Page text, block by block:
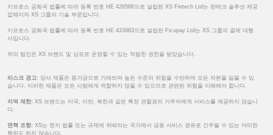
키프로스 공화국 법률에 따라 등록 번호 HE 426566으로 설립된 XS Fintech Ltd는 핀테크 솔루션 제공
업체이자 XS 그룹의 기술 부문입니다.
키프로스 공화국 법률에 따라 등록 번호 HE 433983으로 설립된 Ficupay Ltd는 XS 그룹의 결제 대행
사입니다.
위의 법인은 XS 브랜드 및 상표로 운영할 수 있는 적법한 권한을 받았습니다.
리스크 경고: 당사 제품은 증거금으로 거래되며 높은 수준의 위험을 수반하며 모든 자본을 잃을 수 있
습니다. 이러한 제품은 모든 사람에게 적합하지 않을 수 있으므로 관련된 위험을 이해해야 합니다.
지역 제한: XS 브랜드는 미국, 이란, 북한과 같은 특정 관할권의 거주자에게 서비스를 제공하지 않습니
다.
면책 조항: XS는 현지 법률 또는 규제에 위배되는 국가에서 금융 서비스 권유로 간주될 수 있는 어떠한
행위도 하지 않습니다.